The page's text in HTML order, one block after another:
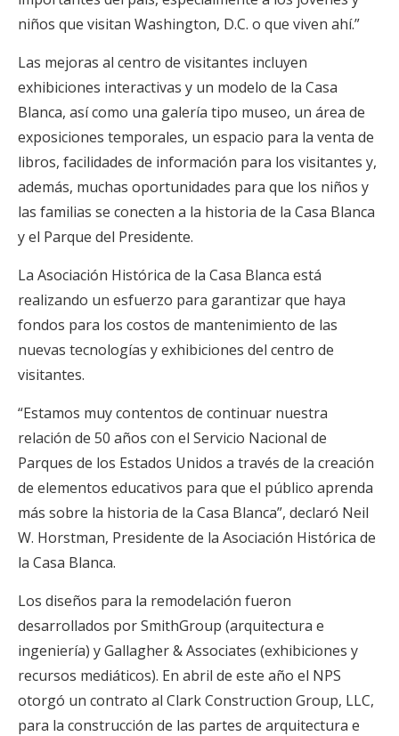
niños que visitan Washington, D.C. o que viven ahí.”
Las mejoras al centro de visitantes incluyen
exhibiciones interactivas y un modelo de la Casa
Blanca, así como una galería tipo museo, un área de
exposiciones temporales, un espacio para la venta de
libros, facilidades de información para los visitantes y,
además, muchas oportunidades para que los niños y
las familias se conecten a la historia de la Casa Blanca
y el Parque del Presidente.
La Asociación Histórica de la Casa Blanca está
realizando un esfuerzo para garantizar que haya
fondos para los costos de mantenimiento de las
nuevas tecnologías y exhibiciones del centro de
visitantes.
“Estamos muy contentos de continuar nuestra
relación de 50 años con el Servicio Nacional de
Parques de los Estados Unidos a través de la creación
de elementos educativos para que el público aprenda
más sobre la historia de la Casa Blanca”, declaró Neil
W. Horstman, Presidente de la Asociación Histórica de
la Casa Blanca.
Los diseños para la remodelación fueron
desarrollados por SmithGroup (arquitectura e
ingeniería) y Gallagher & Associates (exhibiciones y
recursos mediáticos). En abril de este año el NPS
otorgó un contrato al Clark Construction Group, LLC,
para la construcción de las partes de arquitectura e